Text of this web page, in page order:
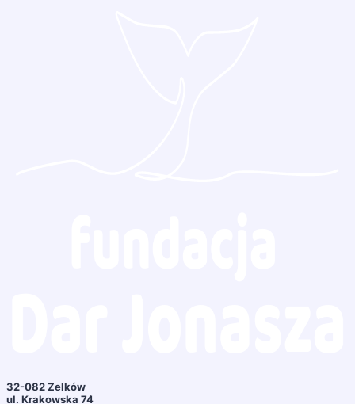
32-082 Zelków
ul. Krakowska 74